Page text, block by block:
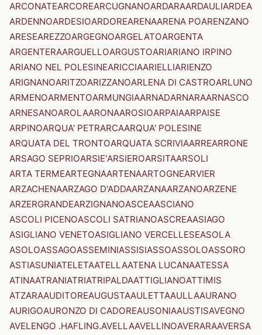
ARCONATEARCOREARCUGNANOARDARAARDAULIARDEA
ARDENNOARDESIOARDOREARENAARENA POARENZANO
ARESEAREZZOARGEGNOARGELATOARGENTA
ARGENTERAARGUELLOARGUSTOARIARIANO IRPINO
ARIANO NEL POLESINEARICCIAARIELLIARIENZO
ARIGNANOARITZOARIZZANOARLENA DI CASTROARLUNO
ARMENOARMENTOARMUNGIAARNADARNARAARNASCO
ARNESANOAROLAARONAAROSIOARPAIAARPAISE
ARPINOARQUA' PETRARCAARQUA' POLESINE
ARQUATA DEL TRONTOARQUATA SCRIVIAARREARRONE
ARSAGO SEPRIOARSIE'ARSIEROARSITAARSOLI
ARTA TERMEARTEGNAARTENAARTOGNEARVIER
ARZACHENAARZAGO D'ADDAARZANAARZANOARZENE
ARZERGRANDEARZIGNANOASCEAASCIANO
ASCOLI PICENOASCOLI SATRIANOASCREAASIAGO
ASIGLIANO VENETOASIGLIANO VERCELLESEASOLA
ASOLOASSAGOASSEMINIASSISIASSOASSOLOASSORO
ASTIASUNIATELETAATELLAATENA LUCANAATESSA
ATINAATRANIATRIATRIPALDAATTIGLIANOATTIMIS
ATZARAAUDITOREAUGUSTAAULETTAAULLAAURANO
AURIGOAURONZO DI CADOREAUSONIAAUSTISAVEGNO
AVELENGO .HAFLING.AVELLAAVELLINOAVERARAAVERSA